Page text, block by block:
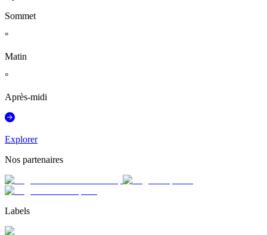
Sommet
°
Matin
°
Après-midi
Explorer
Nos partenaires
Labels